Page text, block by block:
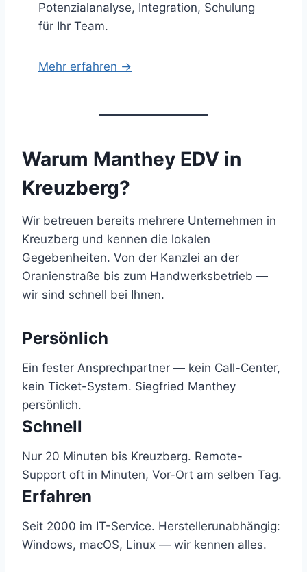
Potenzialanalyse, Integration, Schulung
für Ihr Team.
Mehr erfahren →
Warum Manthey EDV in
Kreuzberg?
Wir betreuen bereits mehrere Unternehmen in
Kreuzberg und kennen die lokalen
Gegebenheiten. Von der Kanzlei an der
Oranienstraße bis zum Handwerksbetrieb —
wir sind schnell bei Ihnen.
Persönlich
Ein fester Ansprechpartner — kein Call-Center,
kein Ticket-System. Siegfried Manthey
persönlich.
Schnell
Nur 20 Minuten bis Kreuzberg. Remote-
Support oft in Minuten, Vor-Ort am selben Tag.
Erfahren
Seit 2000 im IT-Service. Herstellerunabhängig:
Windows, macOS, Linux — wir kennen alles.